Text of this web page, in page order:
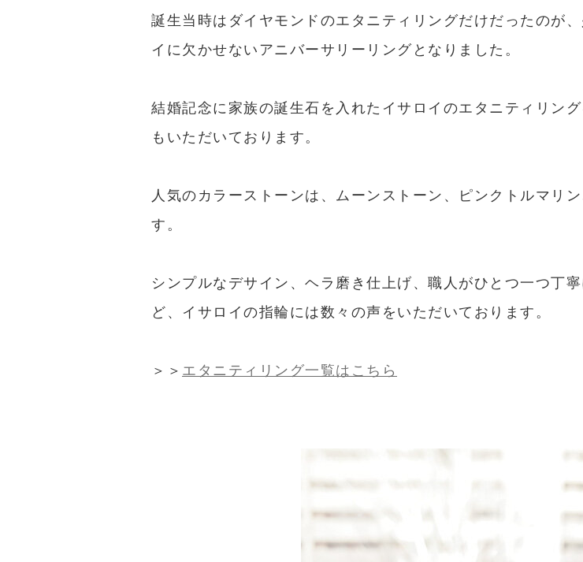
誕生当時はダイヤモンドのエタニティリングだけだったのが
イに欠かせないアニバーサリーリングとなりました。
結婚記念に家族の誕生石を入れたイサロイのエタニティリン
もいただいております。
人気のカラーストーンは、ムーンストーン、ピンクトルマリ
す。
シンプルなデサイン、ヘラ磨き仕上げ、職人がひとつ一つ丁
ど、イサロイの指輪には数々の声をいただいております。
＞＞ エタニティリング一覧はこちら